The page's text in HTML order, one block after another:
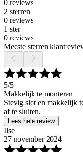
0 reviews
2 sterren
0 reviews
1 ster
0 reviews
Meeste sterren
5/5
Makkelijk te monteren
Stevig slot en makkelijk
af te sluiten.
Lees hele review
Ilse
27 november 2024